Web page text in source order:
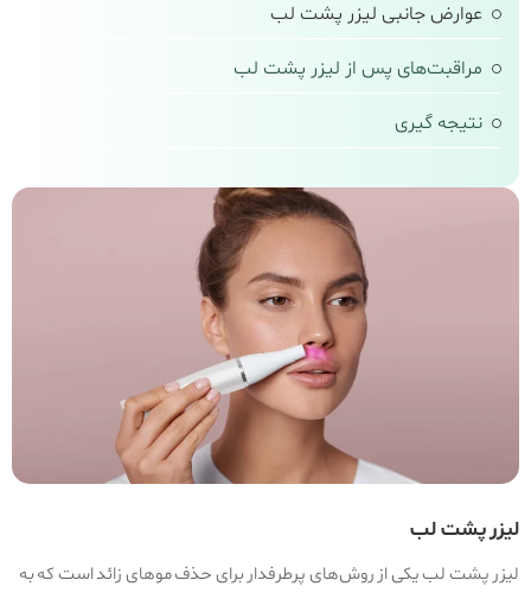
عوارض جانبی لیزر پشت لب
مراقبت‌های پس از لیزر پشت لب
نتیجه‌ گیری
لیزر پشت لب
لیزر پشت لب یکی از روش‌های پرطرفدار برای حذف موهای زائد است که به